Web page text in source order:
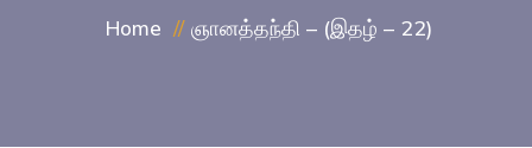
Home ஞானத்தந்தி – (இதழ் – 22)